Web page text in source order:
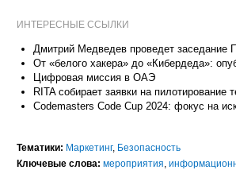
ИНТЕРЕСНЫЕ ССЫЛКИ
Дмитрий Медведев проведет заседание
От «белого хакера» до «Кибердеда»:
Цифровая миссия в ОАЭ
RITA собирает заявки на пилотирование
Codemasters Code Cup 2024: фокус на
Тематики: Маркетинг, Безопасность
Ключевые слова: мероприятия,